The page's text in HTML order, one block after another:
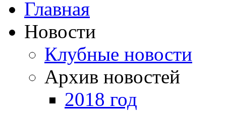
Главная
Новости
Клубные новости
Архив новостей
2018 год